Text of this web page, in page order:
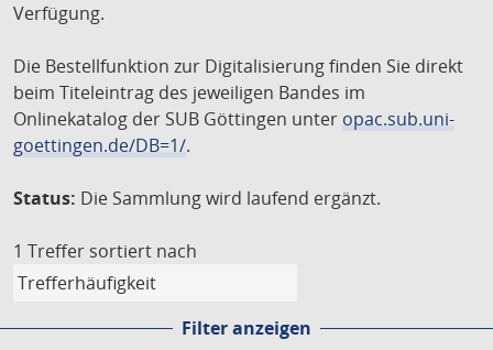
Verfügung.
Die Bestellfunktion zur Digitalisierung finden Sie direkt
beim Titeleintrag des jeweiligen Bandes im
Onlinekatalog der SUB Göttingen unter opac.sub.uni-
goettingen.de/DB=1/.
Status: Die Sammlung wird laufend ergänzt.
1 Treffer sortiert nach
Filter anzeigen